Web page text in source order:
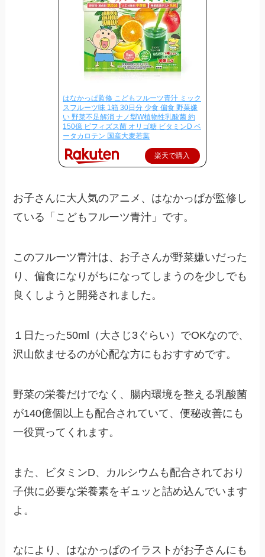
はなかっぱ監修 こどもフルーツ青汁 ミック
スフルーツ味 1箱 30日分 少食 偏食 野菜嫌
い 野菜不足解消 ナノ型W植物性乳酸菌 約
150億 ビフィズス菌 オリゴ糖 ビタミンD ベ
ータカロテン 国産大麦若葉
楽天で購入
お子さんに大人気のアニメ、はなかっぱが監修し
ている「こどもフルーツ青汁」です。
このフルーツ青汁は、お子さんが野菜嫌いだった
り、偏食になりがちになってしまうのを少しでも
良くしようと開発されました。
１日たった50ml（大さじ3ぐらい）でOKなので、
沢山飲ませるのが心配な方にもおすすめです。
野菜の栄養だけでなく、腸内環境を整える乳酸菌
が140億個以上も配合されていて、便秘改善にも
一役買ってくれます。
また、ビタミンD、カルシウムも配合されており
子供に必要な栄養素をギュッと詰め込んでいます
よ。
なにより、はなかっぱのイラストがお子さんにも